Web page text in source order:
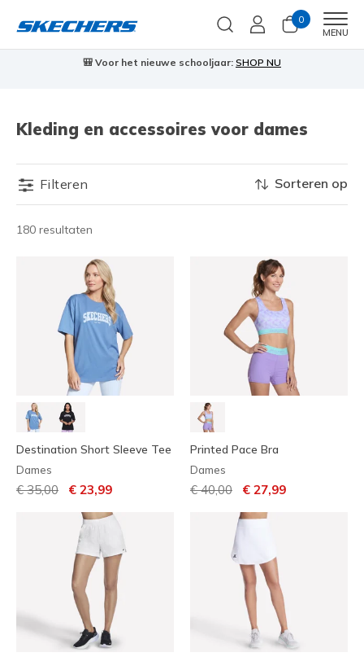
0
MENU
🎒 Voor het nieuwe schooljaar: SHOP NU
Kleding en accessoires voor dames
Filteren
180 resultaten
Sorteren op
Destination Short Sleeve Tee
Dames
Prijs verlaagd van
€ 35,00 naar
€ 23,99
Printed Pace Bra
Dames
Prijs verlaagd van
€ 40,00 naar
€ 27,99